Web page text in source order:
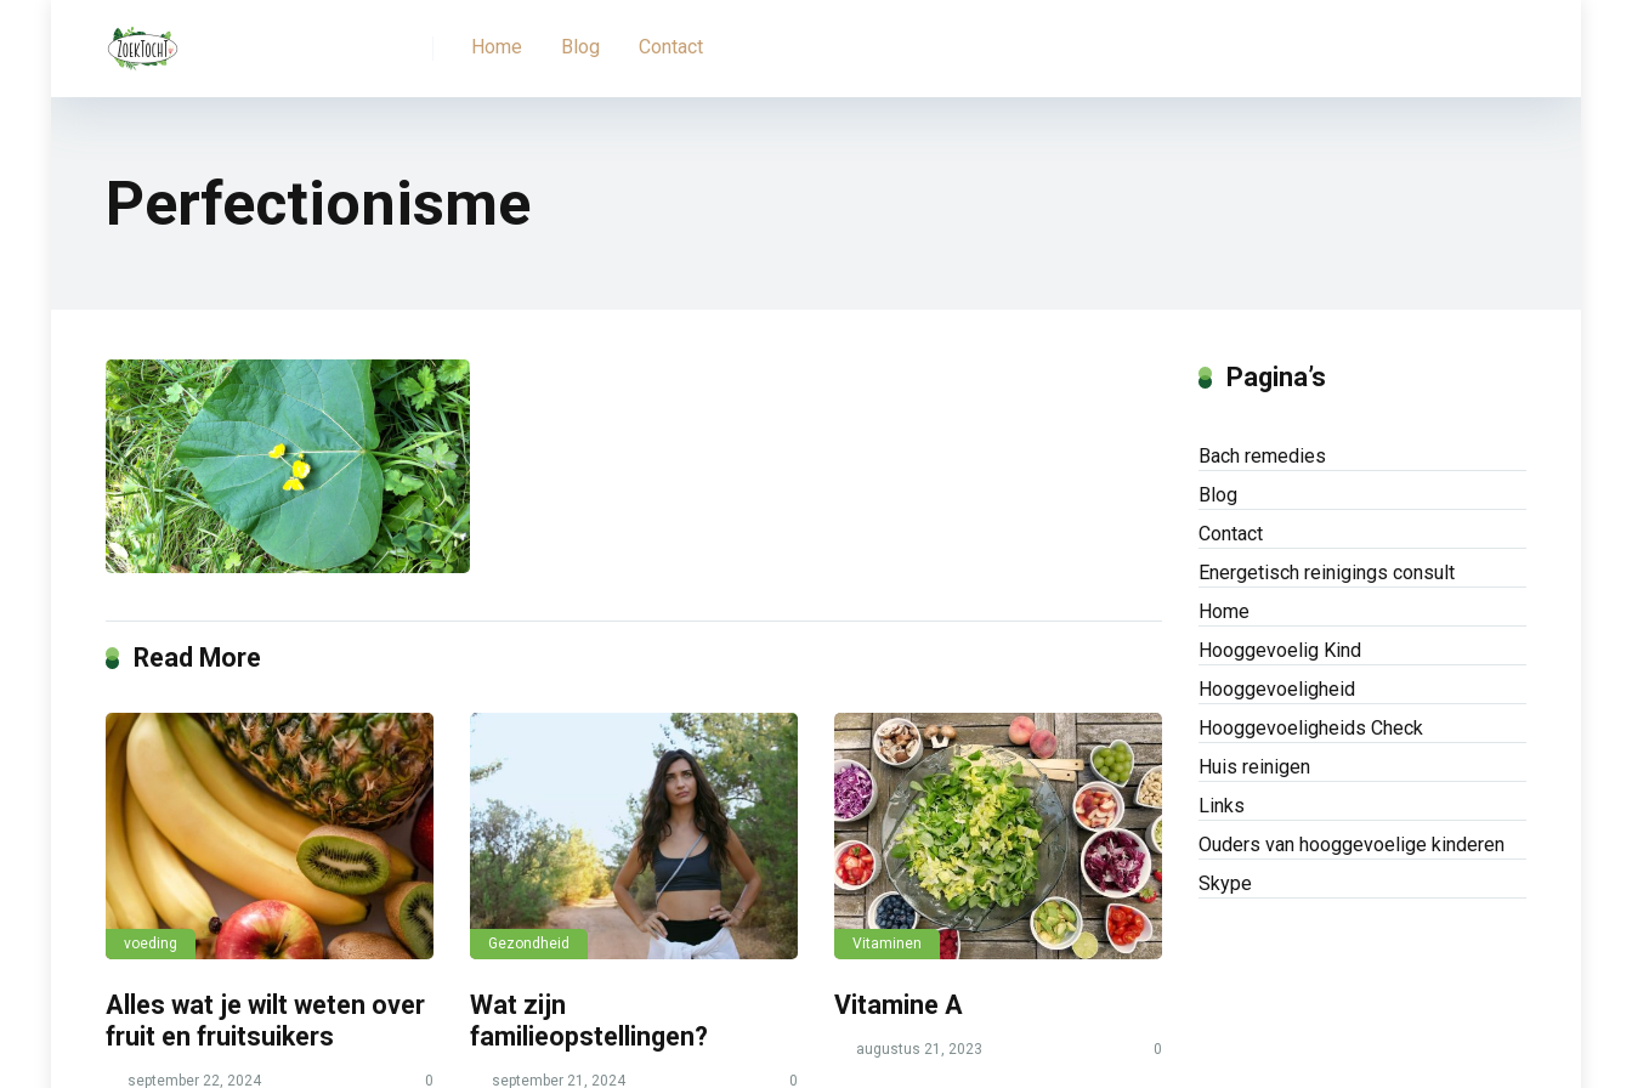
Home Blog Contact
Perfectionisme
Read More
voeding
Alles wat je wilt weten over
fruit en fruitsuikers
september 22, 2024 0
Gezondheid
Wat zijn
familieopstellingen?
september 21, 2024 0
Vitaminen
Vitamine A
augustus 21, 2023 0
Pagina’s
Bach remedies
Blog
Contact
Energetisch reinigings consult
Home
Hooggevoelig Kind
Hooggevoeligheid
Hooggevoeligheids Check
Huis reinigen
Links
Ouders van hooggevoelige kinderen
Skype